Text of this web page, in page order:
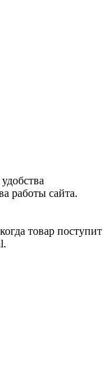
работы сайта.
товар поступит